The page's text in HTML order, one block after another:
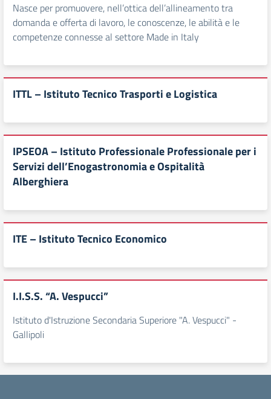
Nasce per promuovere, nell’ottica dell’allineamento tra
domanda e offerta di lavoro, le conoscenze, le abilità e le
competenze connesse al settore Made in Italy
ITTL – Istituto Tecnico Trasporti e Logistica
IPSEOA – Istituto Professionale Professionale per i
Servizi dell’Enogastronomia e Ospitalità
Alberghiera
ITE – Istituto Tecnico Economico
I.I.S.S. “A. Vespucci”
Istituto d'Istruzione Secondaria Superiore "A. Vespucci" -
Gallipoli